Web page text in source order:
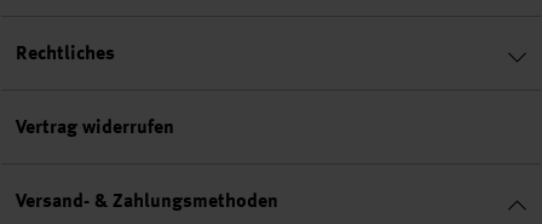
Rechtliches
Vertrag widerrufen
Versand- & Zahlungsmethoden